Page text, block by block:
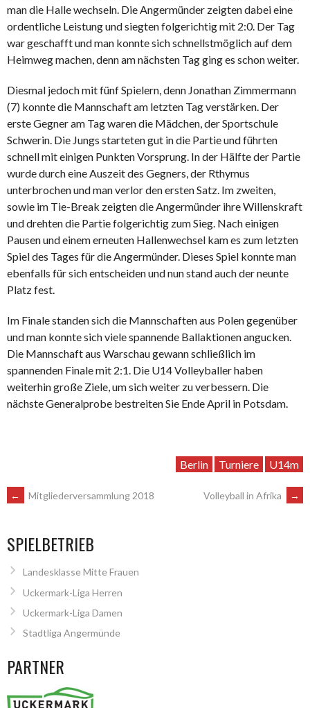
man die Halle wechseln. Die Angermünder zeigten dabei eine
ordentliche Leistung und siegten folgerichtig mit 2:0. Der Tag
war geschafft und man konnte sich schnellstmöglich auf dem
Heimweg machen, denn am nächsten Tag ging es schon weiter.
Diesmal jedoch mit fünf Spielern, denn Jonathan Zimmermann
(7) konnte die Mannschaft am letzten Tag verstärken. Der
erste Gegner am Tag waren die Mädchen, der Sportschule
Schwerin. Die Jungs starteten gut in die Partie und führten
schnell mit einigen Punkten Vorsprung. In der Hälfte der Partie
wurde durch eine Auszeit des Gegners, der Rthymus
unterbrochen und man verlor den ersten Satz. Im zweiten,
sowie im Tie-Break zeigten die Angermünder ihre Willenskraft
und drehten die Partie folgerichtig zum Sieg. Nach einigen
Pausen und einem erneuten Hallenwechsel kam es zum letzten
Spiel des Tages für die Angermünder. Dieses Spiel konnte man
ebenfalls für sich entscheiden und nun stand auch der neunte
Platz fest.
Im Finale standen sich die Mannschaften aus Polen gegenüber
und man konnte sich viele spannende Ballaktionen angucken.
Die Mannschaft aus Warschau gewann schließlich im
spannenden Finale mit 2:1. Die U14 Volleyballer haben
weiterhin große Ziele, um sich weiter zu verbessern. Die
nächste Generalprobe bestreiten Sie Ende April in Potsdam.
Berlin Turniere U14m
ARTIKEL-
NAVIGATION
← Mitgliederversammlung 2018 Volleyball in Afrika →
SPIELBETRIEB
Landesklasse Mitte Frauen
Uckermark-Liga Herren
Uckermark-Liga Damen
Stadtliga Angermünde
PARTNER